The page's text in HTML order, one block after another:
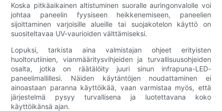
Koska pitkäaikainen altistuminen suoralle auringonvalolle voi
johtaa paneelin fyysiseen heikkenemiseen, paneelien
sijoittaminen varjoisille alueille tai suojakotelon käyttö on
suositeltavaa UV-vaurioiden välttämiseksi.
Lopuksi, tarkista aina valmistajan ohjeet erityisten
huoltorutiinien, vianmääritysvihjeiden ja turvallisuusohjeiden
osalta, jotka on räätälöity juuri sinun infrapuna-LED-
paneelimallillesi. Näiden käytäntöjen noudattaminen ei
ainoastaan ​​paranna käyttöikää, vaan varmistaa myös, että
järjestelmä pysyy turvallisena ja luotettavana koko
käyttöikänsä ajan.